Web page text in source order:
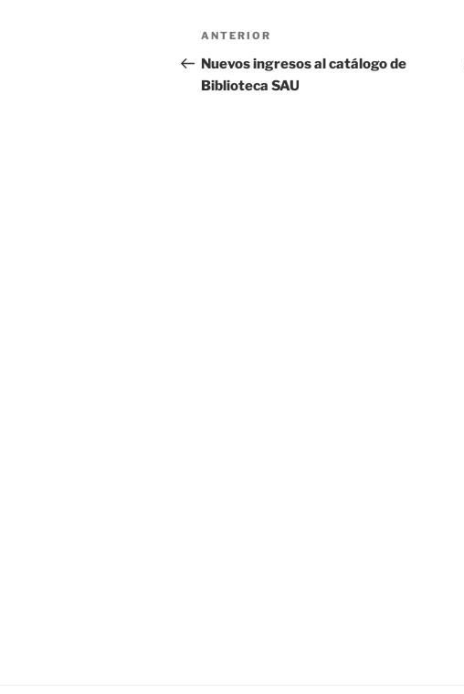
Navegación
de
entradas
Entrada
anterior:
ANTERIOR
Nuevos ingresos al catálogo de
Biblioteca SAU